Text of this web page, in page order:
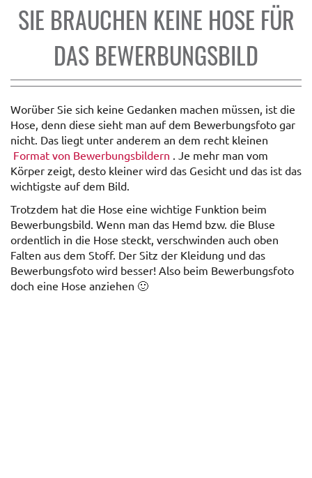
SIE BRAUCHEN KEINE HOSE FÜR
DAS BEWERBUNGSBILD
Worüber Sie sich keine Gedanken machen müssen, ist die
Hose, denn diese sieht man auf dem Bewerbungsfoto gar
nicht. Das liegt unter anderem an dem recht kleinen
Format von Bewerbungsbildern
. Je mehr man vom
Körper zeigt, desto kleiner wird das Gesicht und das ist das
wichtigste auf dem Bild.
Trotzdem hat die Hose eine wichtige Funktion beim
Bewerbungsbild. Wenn man das Hemd bzw. die Bluse
ordentlich in die Hose steckt, verschwinden auch oben
Falten aus dem Stoff. Der Sitz der Kleidung und das
Bewerbungsfoto wird besser! Also beim Bewerbungsfoto
doch eine Hose anziehen 🙂